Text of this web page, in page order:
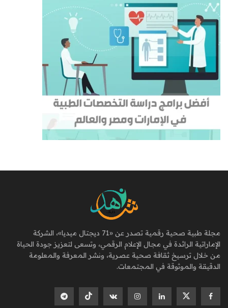
مجلة طبية صحية رقمية تصدر عن «71 ديجتال ميديا»، الشركة
الإماراتية الرائدة في مجال الإعلام الرقمي، وتسعى لتعزيز جودة الحياة
من خلال ترسيخ ثقافة صحية عصرية، ونشر المعرفة والمعلومة
الدقيقة والموثوقة في المجتمعات.